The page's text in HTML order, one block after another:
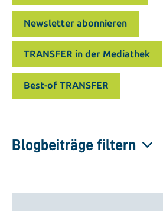
Newsletter abonnieren
TRANSFER in der Mediathek
Best-of TRANSFER
Blogbeiträge filtern